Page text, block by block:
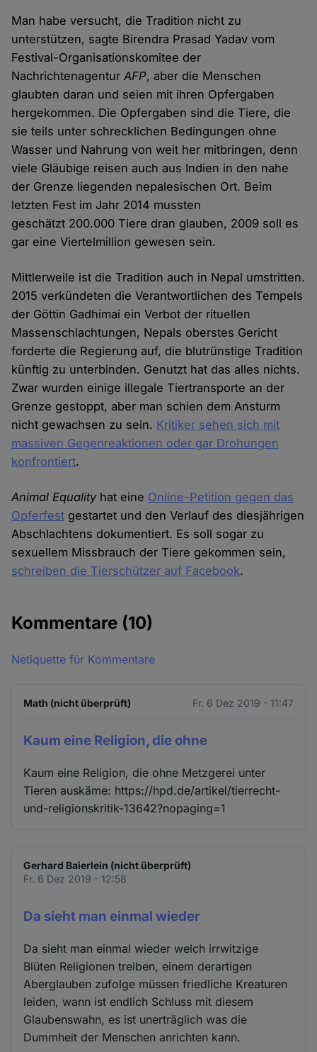
Man habe versucht, die Tradition nicht zu
unterstützen, sagte Birendra Prasad Yadav vom
Festival-Organisationskomitee der
NachrichtenagenturAFP, aber die Menschen
glaubten daran und seien mit ihren Opfergaben
hergekommen. Die Opfergaben sind die Tiere, die
sie teils unter schrecklichen Bedingungen ohne
Wasser und Nahrung von weit her mitbringen, denn
viele Gläubige reisen auch aus Indien in den nahe
der Grenze liegenden nepalesischen Ort. Beim
letzten Fest im Jahr 2014 mussten
geschätzt 200.000 Tiere dran glauben, 2009 soll es
gar eine Viertelmillion gewesen sein.
Mittlerweile ist die Tradition auch in Nepal umstritten.
2015 verkündeten die Verantwortlichen des Tempels
der Göttin Gadhimai ein Verbot der rituellen
Massenschlachtungen, Nepals oberstes Gericht
forderte die Regierung auf, die blutrünstige Tradition
künftig zu unterbinden. Genutzt hat das alles nichts.
Zwar wurden einige illegale Tiertransporte an der
Grenze gestoppt, aber man schien dem Ansturm
nicht gewachsen zu sein. Kritiker sehen sich mit
massiven Gegenreaktionen oder gar Drohungen
konfrontiert.
Animal Equalityhat eine Online-Petition gegen das
Opferfest gestartet und den Verlauf des diesjährigen
Abschlachtens dokumentiert. Es soll sogar zu
sexuellem Missbrauch der Tiere gekommen sein,
schreiben die Tierschützer auf Facebook.
Kommentare (10)
Netiquette für Kommentare
Math (nicht überprüft) Fr. 6 Dez 2019 - 11:47
Kaum eine Religion, die ohne
Kaum eine Religion, die ohne Metzgerei unter
Tieren auskäme: https://hpd.de/artikel/tierrecht-
und-religionskritik-13642?nopaging=1
Gerhard Baierlein (nicht überprüft)
Fr. 6 Dez 2019 - 12:58
Da sieht man einmal wieder
Da sieht man einmal wieder welch irrwitzige
Blüten Religionen treiben, einem derartigen
Aberglauben zufolge müssen friedliche Kreaturen
leiden, wann ist endlich Schluss mit diesem
Glaubenswahn, es ist unerträglich was die
Dummheit der Menschen anrichten kann.